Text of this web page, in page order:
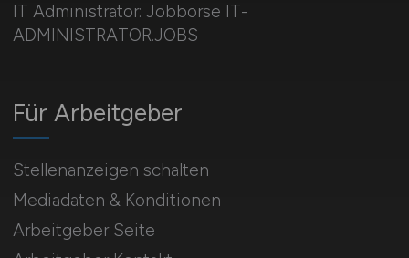
IT Administrator: Jobbörse IT-
ADMINISTRATOR.JOBS
Für Arbeitgeber
Stellenanzeigen schalten
Mediadaten & Konditionen
Arbeitgeber Seite